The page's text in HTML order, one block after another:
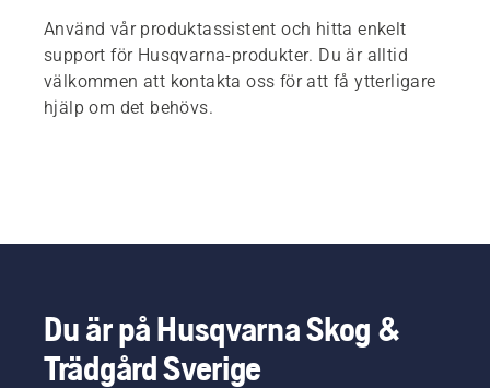
Använd vår produktassistent och hitta enkelt
support för Husqvarna-produkter. Du är alltid
välkommen att kontakta oss för att få ytterligare
hjälp om det behövs.
Du är på Husqvarna Skog &
Trädgård Sverige